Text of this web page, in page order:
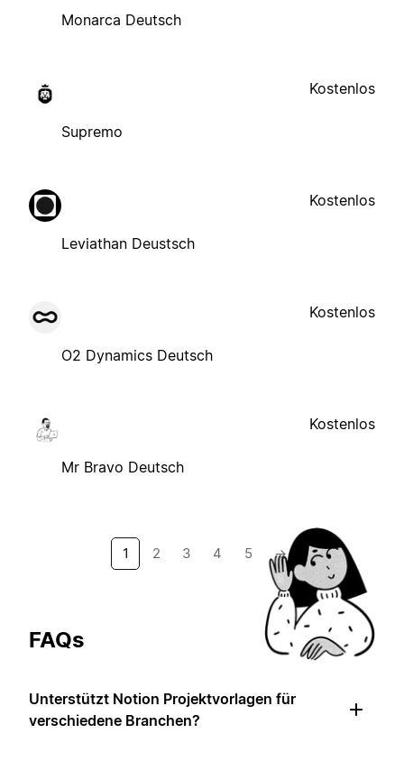
Monarca Deutsch
Supremo
Kostenlos
Leviathan Deustsch
Kostenlos
O2 Dynamics Deutsch
Kostenlos
Mr Bravo Deutsch
Kostenlos
1 2 3 4 5 →
FAQs
Unterstützt Notion Projektvorlagen für
verschiedene Branchen?